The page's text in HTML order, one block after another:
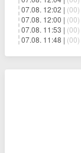
07.08. 12:02 | (00)
07.08. 12:00 | (00)
07.08. 11:53 | (00)
07.08. 11:48 | (00)